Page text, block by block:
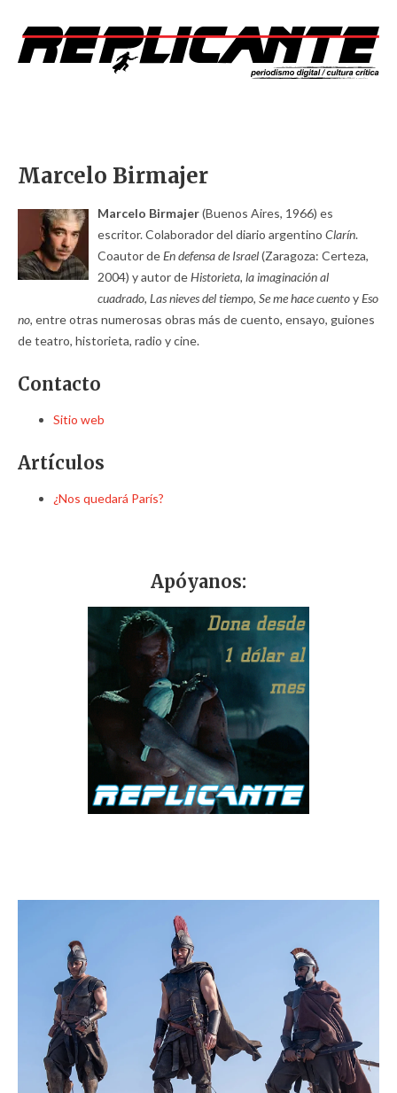
Marcelo Birmajer
Marcelo Birmajer(Buenos Aires, 1966) es
escritor. Colaborador del diario argentino Clarín.
Coautor deEn defensa de Israel(Zaragoza: Certeza,
2004) y autor deHistorieta, la imaginación al
cuadrado, Las nieves del tiempo, Se me hace cuentoyEso
no, entre otras numerosas obras más de cuento, ensayo, guiones
de teatro, historieta, radio y cine.
Contacto
Sitio web
Artículos
¿Nos quedará París?
Apóyanos: